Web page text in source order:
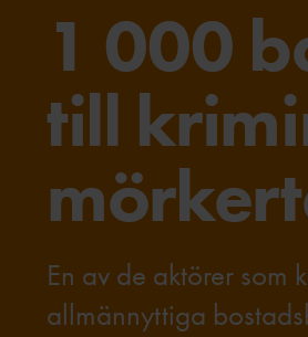
1 000
till
En av de aktörer som
allmännyttiga